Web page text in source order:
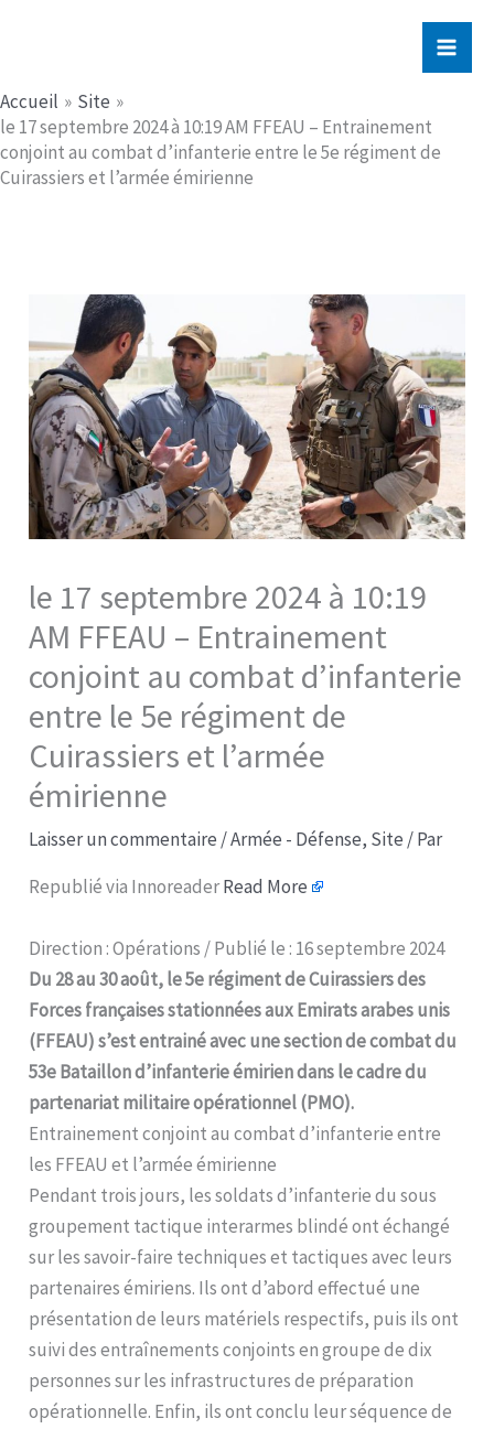
Accueil
Site
le 17 septembre 2024 à 10:19 AM FFEAU – Entrainement
conjoint au combat d’infanterie entre le 5e régiment de
Cuirassiers et l’armée émirienne​
le 17 septembre 2024 à 10:19
AM FFEAU – Entrainement
conjoint au combat d’infanterie
entre le 5e régiment de
Cuirassiers et l’armée
émirienne​
Laisser un commentaire /Armée - Défense, Site / Par
Republié via InnoreaderRead More
Direction : Opérations / Publié le : 16 septembre 2024
Du 28 au 30 août, le 5e régiment de Cuirassiers des
Forces françaises stationnées aux Emirats arabes unis
(FFEAU) s’est entrainé avec une section de combat du
53e Bataillon d’infanterie émirien dans le cadre du
partenariat militaire opérationnel (PMO).
Entrainement conjoint au combat d’infanterie entre
les FFEAU et l’armée émirienne
Pendant trois jours, les soldats d’infanterie du sous
groupement tactique interarmes blindé ont échangé
sur les savoir-faire techniques et tactiques avec leurs
partenaires émiriens. Ils ont d’abord effectué une
présentation de leurs matériels respectifs, puis ils ont
suivi des entraînements conjoints en groupe de dix
personnes sur les infrastructures de préparation
opérationnelle. Enfin, ils ont conclu leur séquence de